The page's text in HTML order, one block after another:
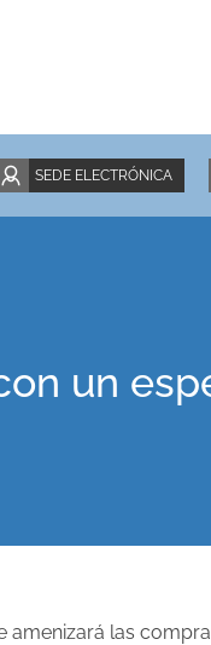
SEDE ELECTRÓNICA
un
amenizará las